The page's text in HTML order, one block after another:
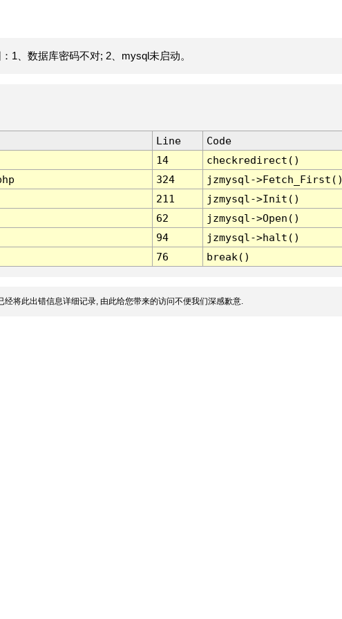
1、数据库密码不对; 2、mysql未启动。
Line
Code
14
checkredirect()
324
jzmysql-
211
jzmysql->Init()
62
jzmysql->Open()
94
jzmysql->halt()
76 break()
经将此出错信息详细记录, 由此给您带来的访问不便我们深感歉意.